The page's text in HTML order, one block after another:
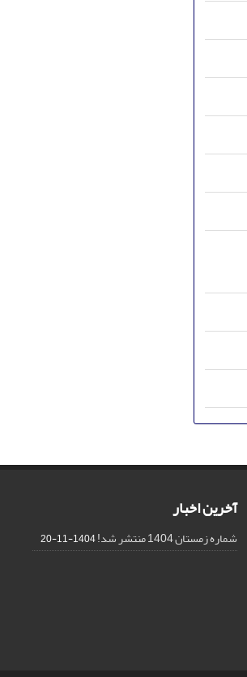
آخرین اخبار
شماره زمستان 1404 منتشر شد! 1404-11-20